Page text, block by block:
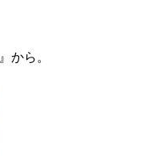
から。